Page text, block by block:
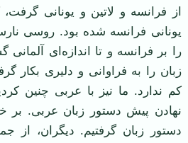
از فرانسه و لاتین و یونانی
یونانی فرانسه شده بود. روسی
را بر فرانسه و تا اندازه‌ای
زبان را به فراوانی و دلیری بکار
کم ندارد. ما نیز با عربی چنین
نهادن پیش دستور زبان عربی. بر
دستور زبان گرفتیم. دیگران، از